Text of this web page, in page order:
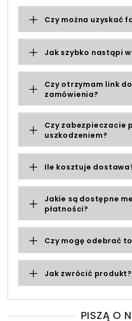
Czy można uzyskać
Jak szybko nastąpi
Czy otrzymam link
zamówienia?
Czy zabezpieczacie
uszkodzeniem?
Ile kosztuje
Jakie są dostępne
płatności?
Czy mogę odebrać
Jak zwrócić produkt?
PISZĄ O